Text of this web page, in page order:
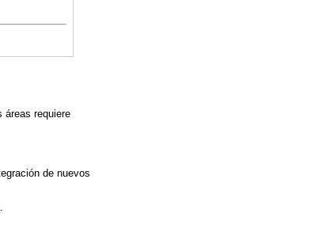
áreas requiere
de nuevos